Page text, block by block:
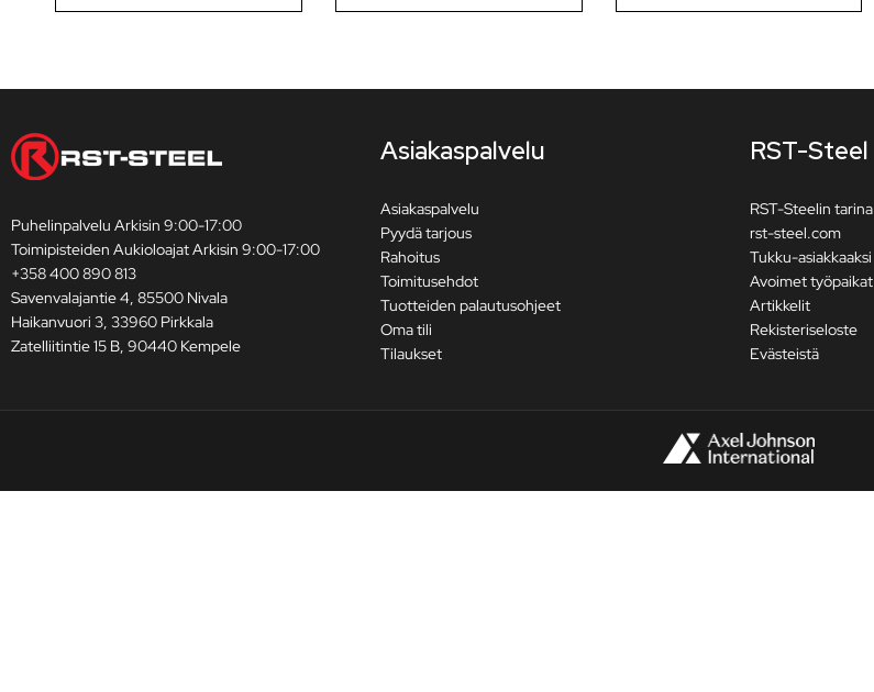
Puhelinpalvelu Arkisin 9:00-17:00
Toimipisteiden Aukioloajat Arkisin 9:00-17:00
+358 400 890 813
Savenvalajantie 4, 85500 Nivala
Haikanvuori 3, 33960 Pirkkala
Zatelliitintie 15 B, 90440 Kempele
Asiakaspalvelu
Asiakaspalvelu
Pyydä tarjous
Rahoitus
Toimitusehdot
Tuotteiden palautusohjeet
Oma tili
Tilaukset
RST-Steel
RST-Steelin tarina
rst-steel.com
Tukku-asiakkaaksi
Avoimet työpaikat
Artikkelit
Rekisteriseloste
Evästeistä